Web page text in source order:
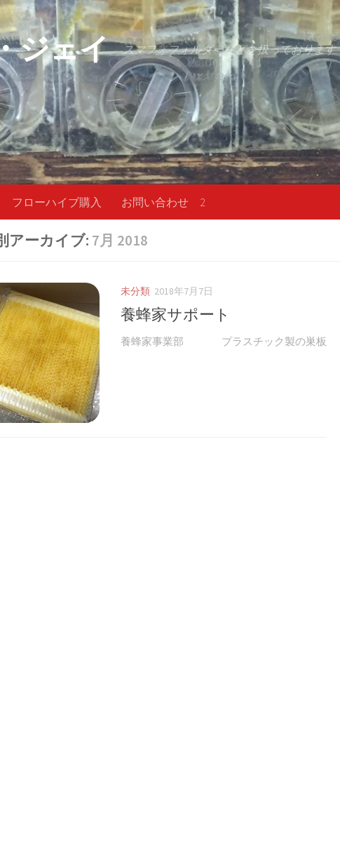
ジェイ スマフォフォルダーなどを扱っております
フローハイブ購入 お問い合わせ 2
アーカイブ: 7月 2018
未分類 2018年7月7日
養蜂家サポート
養蜂家事業部 プラスチック製の巣板